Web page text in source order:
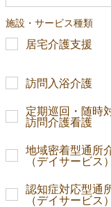
施設・サービス種類
居宅介護支援
訪問入浴介護
定期巡回・随時
訪問介護看護
地域密着型通所
（デイサービス）
認知症対応型通
（デイサービス）